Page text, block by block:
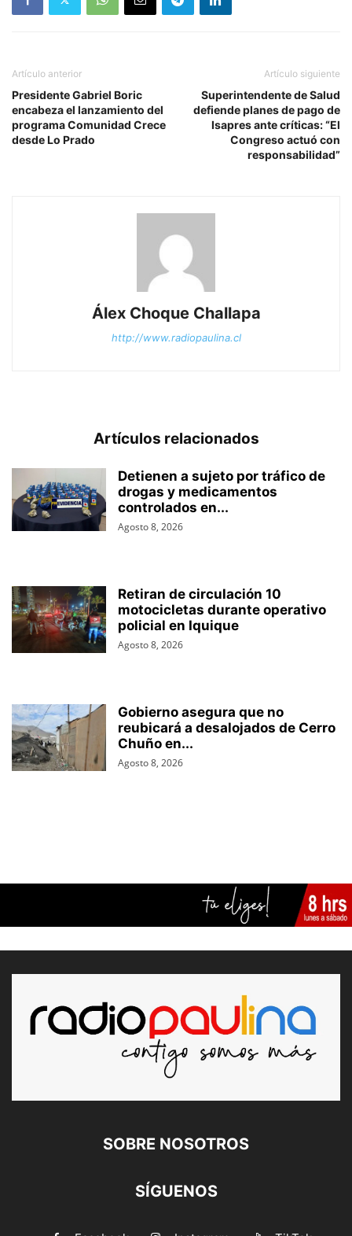
Artículo anterior
Presidente Gabriel Boric
encabeza el lanzamiento del
programa Comunidad Crece
desde Lo Prado
Artículo siguiente
Superintendente de Salud
defiende planes de pago de
Isapres ante críticas: “El
Congreso actuó con
responsabilidad”
Álex Choque Challapa
http://www.radiopaulina.cl
Artículos relacionados
Detienen a sujeto por tráfico de
drogas y medicamentos
controlados en...
Agosto 8, 2026
Retiran de circulación 10
motocicletas durante operativo
policial en Iquique
Agosto 8, 2026
Gobierno asegura que no
reubicará a desalojados de Cerro
Chuño en...
Agosto 8, 2026
SOBRE NOSOTROS
SÍGUENOS